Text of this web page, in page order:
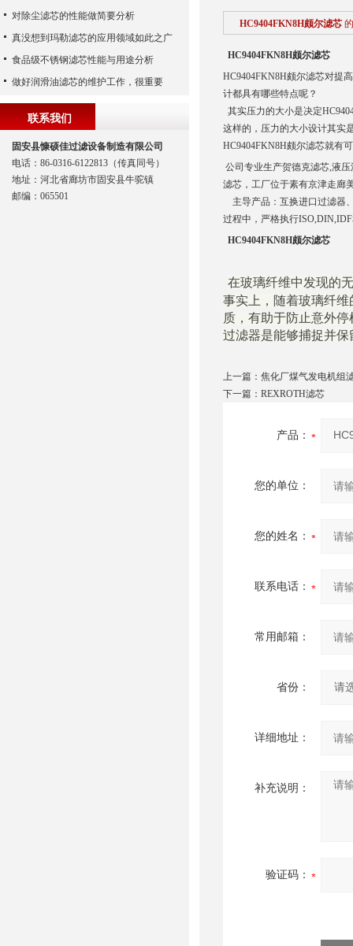
HC9404FKN8H颇尔滤芯
HC9404FKN8H颇尔滤芯
HC9404FKN8H颇尔滤芯对提
计都具有哪些特点呢？
其实压力的大小是决定
这样的，压力的大小设计其实
HC9404FKN8H颇尔滤芯就有
公司专业生产贺德克滤芯,液
滤芯，工厂位于素有京津走廊
主导产品：互换进口过滤器
过程中，严格执行
HC9404FKN8H颇尔滤芯
在玻璃纤维中发现的
事实上，随着玻璃纤
质，有助于防止意外
过滤器是能够捕捉并
上一篇： 焦化厂煤气发电机组
下一篇： REXROTH滤芯
产品：
您的单位：
您的姓名：
联系电话：
常用邮箱：
省份：
详细地址：
补充说明：
验证码：
对除尘滤芯的性能做简要分析
真没想到玛勒滤芯的应用领域如此之广
食品级不锈钢滤芯性能与用途分析
做好润滑油滤芯的维护工作，很重要
联系我们
固安县慷硕佳过滤设备制造有限公司
电话：86-0316-6122813（传真同号）
地址：河北省廊坊市固安县牛驼镇
邮编：065501